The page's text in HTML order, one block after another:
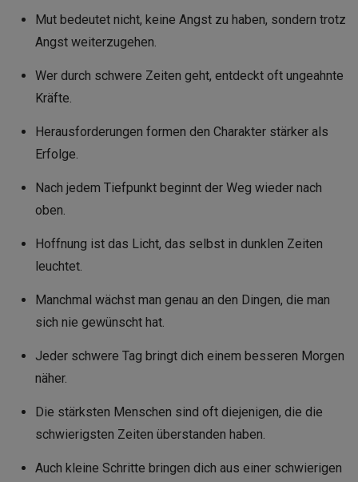
Mut bedeutet nicht, keine Angst zu haben, sondern trotz
Angst weiterzugehen.
Wer durch schwere Zeiten geht, entdeckt oft ungeahnte
Kräfte.
Herausforderungen formen den Charakter stärker als
Erfolge.
Nach jedem Tiefpunkt beginnt der Weg wieder nach
oben.
Hoffnung ist das Licht, das selbst in dunklen Zeiten
leuchtet.
Manchmal wächst man genau an den Dingen, die man
sich nie gewünscht hat.
Jeder schwere Tag bringt dich einem besseren Morgen
näher.
Die stärksten Menschen sind oft diejenigen, die die
schwierigsten Zeiten überstanden haben.
Auch kleine Schritte bringen dich aus einer schwierigen